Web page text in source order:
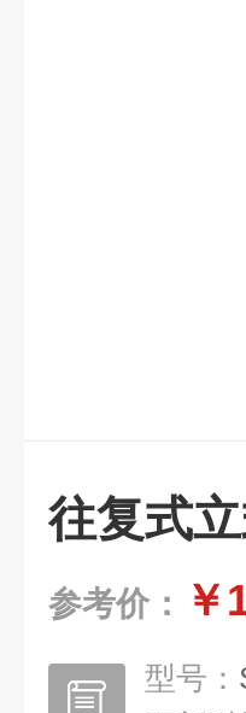
往复式
参考价： ￥
型号：